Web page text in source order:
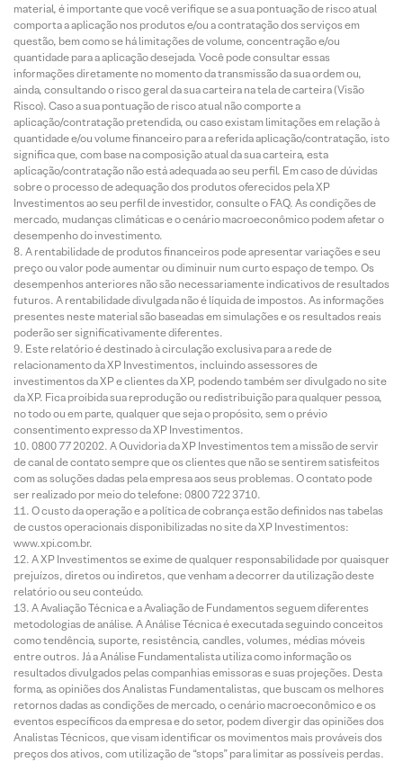
material, é importante que você verifique se a sua pontuação de risco atual
comporta a aplicação nos produtos e/ou a contratação dos serviços em
questão, bem como se há limitações de volume, concentração e/ou
quantidade para a aplicação desejada. Você pode consultar essas
informações diretamente no momento da transmissão da sua ordem ou,
ainda, consultando o risco geral da sua carteira na tela de carteira (Visão
Risco). Caso a sua pontuação de risco atual não comporte a
aplicação/contratação pretendida, ou caso existam limitações em relação à
quantidade e/ou volume financeiro para a referida aplicação/contratação, isto
significa que, com base na composição atual da sua carteira, esta
aplicação/contratação não está adequada ao seu perfil. Em caso de dúvidas
sobre o processo de adequação dos produtos oferecidos pela XP
Investimentos ao seu perfil de investidor, consulte o FAQ. As condições de
mercado, mudanças climáticas e o cenário macroeconômico podem afetar o
desempenho do investimento.
A rentabilidade de produtos financeiros pode apresentar variações e seu
preço ou valor pode aumentar ou diminuir num curto espaço de tempo. Os
desempenhos anteriores não são necessariamente indicativos de resultados
futuros. A rentabilidade divulgada não é líquida de impostos. As informações
presentes neste material são baseadas em simulações e os resultados reais
poderão ser significativamente diferentes.
Este relatório é destinado à circulação exclusiva para a rede de
relacionamento da XP Investimentos, incluindo assessores de
investimentos da XP e clientes da XP, podendo também ser divulgado no site
da XP. Fica proibida sua reprodução ou redistribuição para qualquer pessoa,
no todo ou em parte, qualquer que seja o propósito, sem o prévio
consentimento expresso da XP Investimentos.
0800 77 20202. A Ouvidoria da XP Investimentos tem a missão de servir
de canal de contato sempre que os clientes que não se sentirem satisfeitos
com as soluções dadas pela empresa aos seus problemas. O contato pode
ser realizado por meio do telefone: 0800 722 3710.
O custo da operação e a política de cobrança estão definidos nas tabelas
de custos operacionais disponibilizadas no site da XP Investimentos:
www.xpi.com.br.
A XP Investimentos se exime de qualquer responsabilidade por quaisquer
prejuízos, diretos ou indiretos, que venham a decorrer da utilização deste
relatório ou seu conteúdo.
A Avaliação Técnica e a Avaliação de Fundamentos seguem diferentes
metodologias de análise. A Análise Técnica é executada seguindo conceitos
como tendência, suporte, resistência, candles, volumes, médias móveis
entre outros. Já a Análise Fundamentalista utiliza como informação os
resultados divulgados pelas companhias emissoras e suas projeções. Desta
forma, as opiniões dos Analistas Fundamentalistas, que buscam os melhores
retornos dadas as condições de mercado, o cenário macroeconômico e os
eventos específicos da empresa e do setor, podem divergir das opiniões dos
Analistas Técnicos, que visam identificar os movimentos mais prováveis dos
preços dos ativos, com utilização de “stops” para limitar as possíveis perdas.